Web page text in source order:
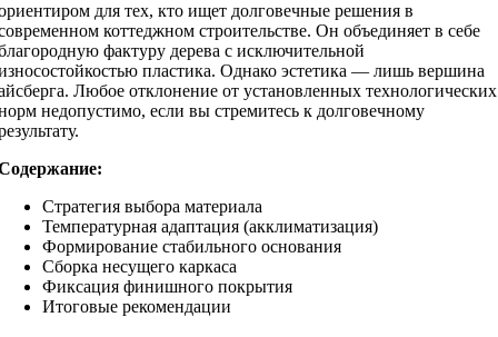
для тех, кто ищет долговечные решения в
коттеджном строительстве. Он объединяет в себе
фактуру дерева с исключительной
пластика. Однако эстетика — лишь вершина
Любое отклонение от установленных технологических
недопустимо, если вы стремитесь к долговечному
Стратегия выбора материала
Температурная адаптация (акклиматизация)
Формирование стабильного основания
Сборка несущего каркаса
Фиксация финишного покрытия
Итоговые рекомендации